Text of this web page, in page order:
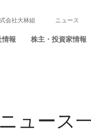
報 株主・投資家情報
会社大林組 ニュース
ニュース